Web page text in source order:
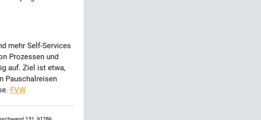
mehr Self-Services
Prozessen und
auf. Ziel ist etwa,
Pauschalreisen
FVW